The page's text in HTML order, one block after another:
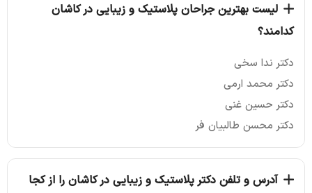
لیست بهترین جراحان پلاستیک و زیبایی در کاشان
کدامند؟
دکتر ندا سخی
دکتر محمد ارمی
دکتر حسین غنی
دکتر محسن طالبیان فر
آدرس و تلفن دکتر پلاستیک و زیبایی در کاشان را از کجا